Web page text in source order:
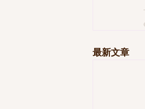
最新文章